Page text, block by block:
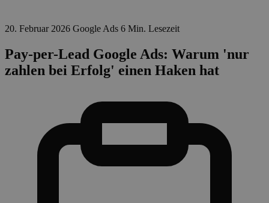
20. Februar 2026 Google Ads 6 Min. Lesezeit
Pay-per-Lead Google Ads: Warum 'nur
zahlen bei Erfolg' einen Haken hat